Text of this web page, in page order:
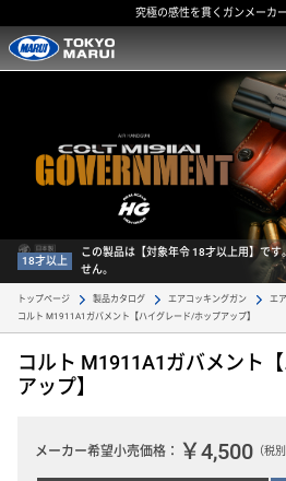
究極の感性を貫くガンメーカ
18才以上
この製品は【対象年令 18才以上用】で
せん。
トップページ 製品カタログ エアコッキングガン
エ
コルト M1911A1ガバメント【ハイグレード/ホップアップ】
コルト M1911A1ガバメント
アップ】
メーカー希望小売価格： ￥4,500 （税別